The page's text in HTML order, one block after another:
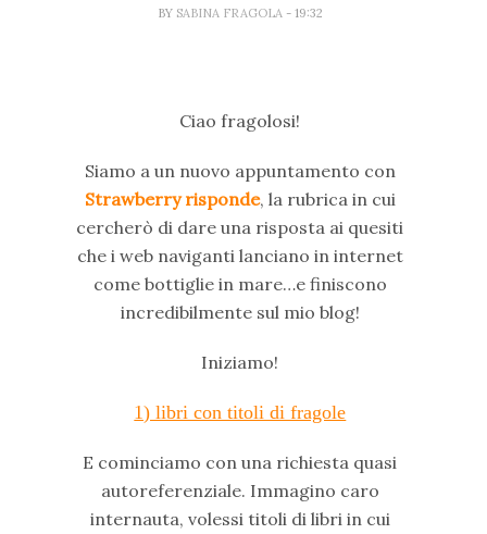
BY SABINA FRAGOLA - 19:32
Ciao fragolosi!
Siamo a un nuovo appuntamento con
Strawberry risponde, la rubrica in cui
cercherò di dare una risposta ai quesiti
che i web naviganti lanciano in internet
come bottiglie in mare…e finiscono
incredibilmente sul mio blog!
Iniziamo!
1) libri con titoli di fragole
E cominciamo con una richiesta quasi
autoreferenziale. Immagino caro
internauta, volessi titoli di libri in cui